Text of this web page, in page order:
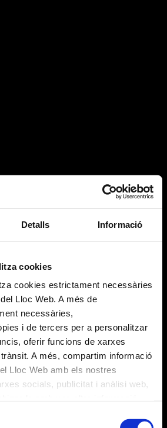
Detalls Informació
cookies
cookies estrictament necessàries
Lloc Web. A més de
necessàries,
i de tercers per a personalitzar
oferir funcions de xarxes
A més, compartim informació
Lloc Web amb els nostres
socials, publicitat i anàlisi web,